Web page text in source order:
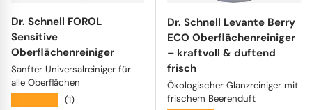
Dr. Schnell FOROL
Sensitive
Oberflächenreiniger
Sanfter Universalreiniger für
alle Oberflächen
(1)
Dr. Schnell Levante Berry
ECO Oberflächenreiniger
– kraftvoll & duftend
frisch
Ökologischer Glanzreiniger mit
frischem Beerenduft